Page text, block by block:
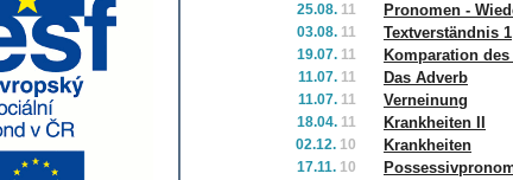
25.08. 11 Pronomen -
03.08. 11 Textverständnis 1
19.07. 11 Komparation
11.07. 11 Das Adverb
11.07. 11 Verneinung
18.04. 11 Krankheiten II
02.12. 10 Krankheiten
17.11. 10